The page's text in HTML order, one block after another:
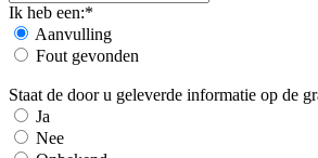
Ik heb een:*
Aanvulling
Fout gevonden
Staat de door u geleverde informatie op de
Ja
Nee